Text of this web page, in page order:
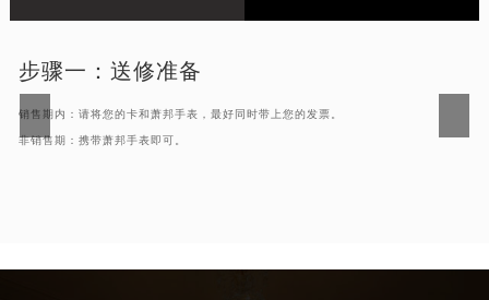
步骤一： 送修准备
销售期内：请将您的卡和萧邦手表，最好同时带上您的发票。
非销售期：携带萧邦手表即可。